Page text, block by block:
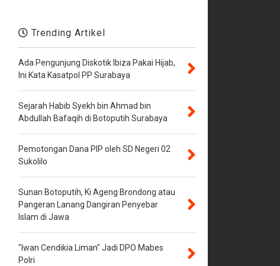
Trending Artikel
Ada Pengunjung Diskotik Ibiza Pakai Hijab,
Ini Kata Kasatpol PP Surabaya
Sejarah Habib Syekh bin Ahmad bin
Abdullah Bafaqih di Botoputih Surabaya
Pemotongan Dana PIP oleh SD Negeri 02
Sukolilo
Sunan Botoputih, Ki Ageng Brondong atau
Pangeran Lanang Dangiran Penyebar
Islam di Jawa
"Iwan Cendikia Liman" Jadi DPO Mabes
Polri